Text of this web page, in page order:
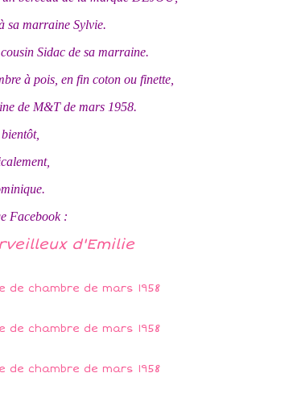
sa marraine Sylvie.
Sidac de sa marraine.
à pois, en fin coton ou finette,
de M&T de mars 1958.
Facebook :
d'Emilie